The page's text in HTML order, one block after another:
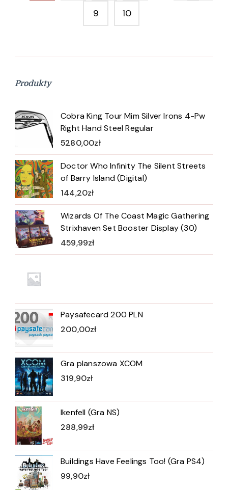
9 10
Produkty
Cobra King Tour Mim Silver Irons 4-Pw
Right Hand Steel Regular
5280,00zł
Doctor Who Infinity The Silent Streets
of Barry Island (Digital)
144,20zł
Wizards Of The Coast Magic Gathering
Strixhaven Set Booster Display (30)
459,99zł
Paysafecard 200 PLN
200,00zł
Gra planszowa XCOM
319,90zł
Ikenfell (Gra NS)
288,99zł
Buildings Have Feelings Too! (Gra PS4)
99,90zł